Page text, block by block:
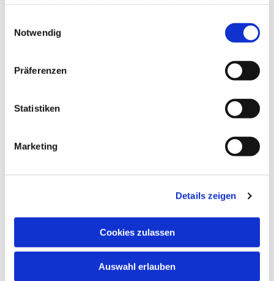
Notwendig
Präferenzen
Statistiken
Marketing
Details zeigen
Cookies zulassen
Auswahl erlauben
Dies könnte Sie auch